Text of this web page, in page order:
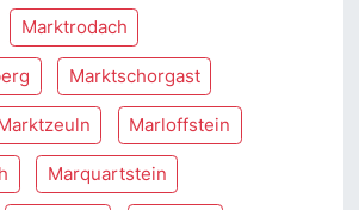
Marktrodach
Marktschorgast
Marloffstein
Marquartstein